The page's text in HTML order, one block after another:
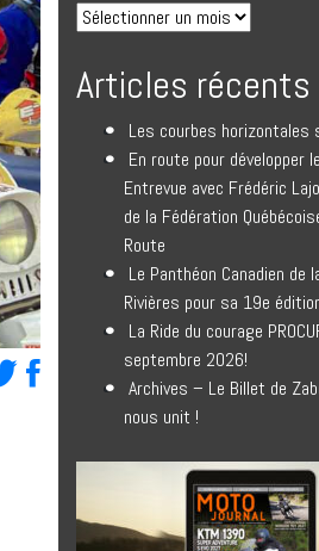
Articles récents
Les courbes horizontales
En route pour développer
Entrevue avec Frédéric
de la Fédération
Route
Le Panthéon Canadien
Rivières pour sa 19e
La Ride du courage
septembre 2026!
Archives – Le Billet de
nous unit !